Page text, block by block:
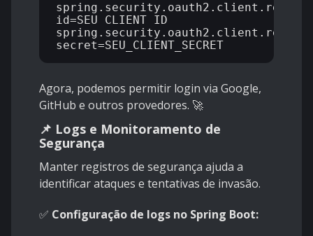
id=SEU_CLIENT_ID
Agora, podemos permitir login via Google,
GitHub e outros provedores. 🚀
📌 Logs e Monitoramento de
Segurança
Manter registros de segurança ajuda a
identificar ataques e tentativas de invasão.
✅ Configuração de logs no Spring Boot: